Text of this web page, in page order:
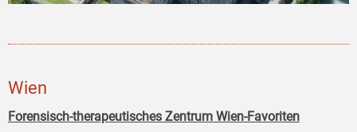
Wien
Forensisch-therapeutisches Zentrum Wien-Favoriten